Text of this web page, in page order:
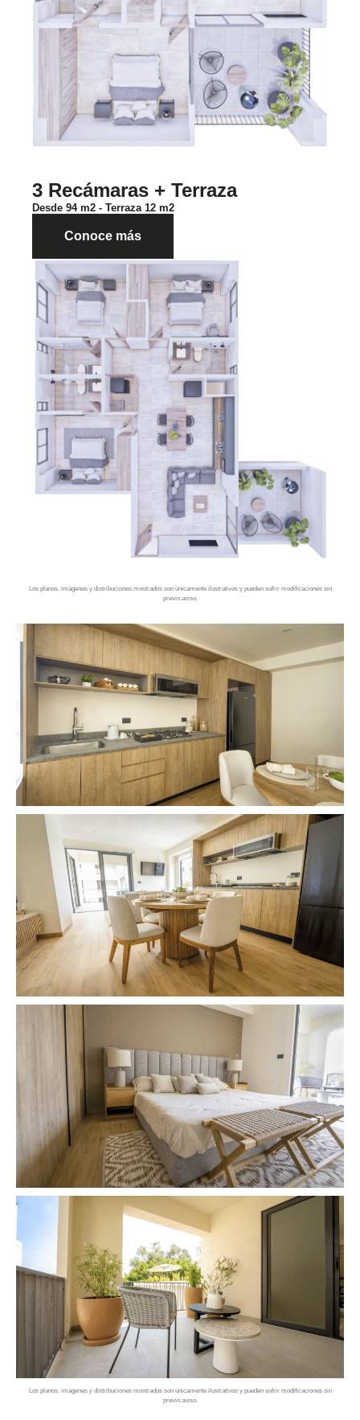
3 Recámaras + Terraza
Desde 94 m2 - Terraza 12 m2
Conoce más
Los planos, imágenes y distribuciones mostrados son únicamente ilustrativos y pueden sufrir modificaciones sin
previo aviso.
Los planos, imágenes y distribuciones mostrados son únicamente ilustrativos y pueden sufrir modificaciones sin
previo aviso.